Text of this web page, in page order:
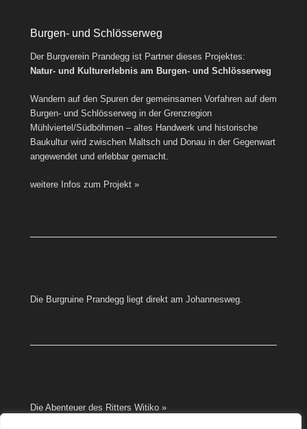
Burgen- und Schlösserweg
Der Burgverein Prandegg ist Partner dieses Projektes:
Natur- und Kulturerlebnis am Burgen- und Schlösserweg
Wandern auf den Spuren der gemeinsamen Vorfahren auf dem
Burgen- und Schlösserweg in der Grenzregion
Mühlviertel/Südböhmen – altes Handwerk und historische
Baukultur wird zwischen Maltsch und Donau in der Gegenwart
angewendet und erlebbar gemacht.
weitere Infos zum Projekt »
Die Burgruine Prandegg liegt direkt am Johannesweg.
Die Abenteuer des Ritters Witiko »